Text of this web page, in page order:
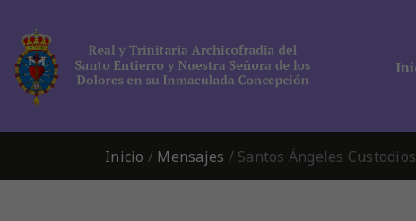
Inicio / Mensajes / Santos Ángeles Custodios